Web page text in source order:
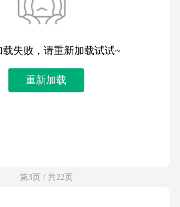
载失败，请重新加载试试~
重新加载
第3页 / 共22页